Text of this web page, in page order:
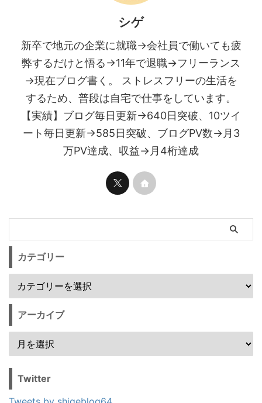
シゲ
新卒で地元の企業に就職→会社員で働いても疲
弊するだけと悟る→11年で退職→フリーランス
→現在ブログ書く。 ストレスフリーの生活を
するため、普段は自宅で仕事をしています。
【実績】ブログ毎日更新→640日突破、10ツイ
ート毎日更新→585日突破、ブログPV数→月3
万PV達成、収益→月4桁達成
カテゴリー
アーカイブ
Twitter